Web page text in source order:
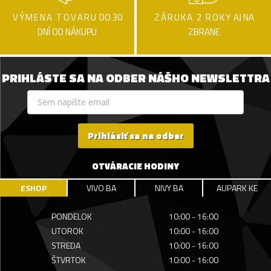
VÝMENA TOVARU DO 30
DNÍ OD NÁKUPU
ZÁRUKA 2 ROKY AJ NA
ZBRANE
PRIHLÁSTE SA NA ODBER NÁŠHO NEWSLETTRA
Prihlásiť sa na odber
OTVÁRACIE HODINY
ESHOP VIVO BA NIVY BA AUPARK KE
PONDELOK
10:00 - 16:00
UTOROK
10:00 - 16:00
STREDA
10:00 - 16:00
ŠTVRTOK
10:00 - 16:00